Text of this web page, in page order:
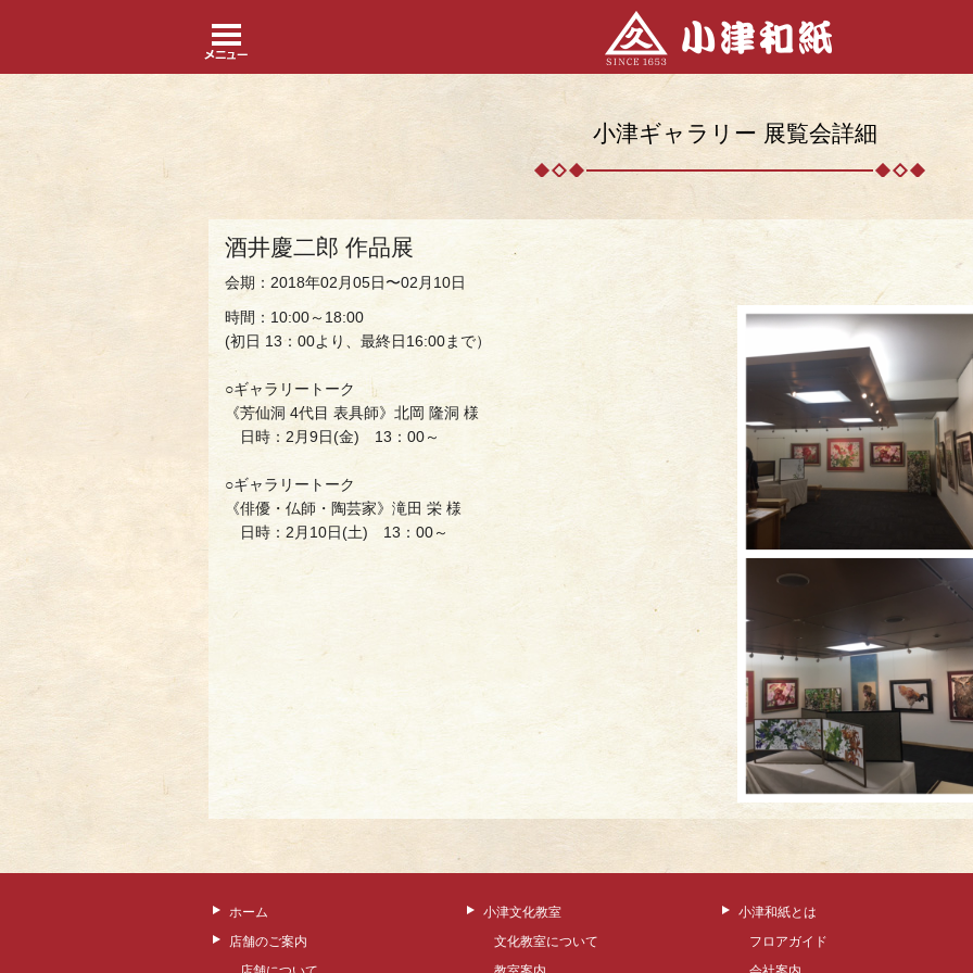
小津ギャラリー 展覧会詳細
酒井慶二郎 作品展
会期：2018年02月05日〜02月10日
時間：10:00～18:00
(初日 13：00より、最終日16:00まで）
○ギャラリートーク
《芳仙洞 4代目 表具師》北岡 隆洞 様
日時：2月9日(金) 13：00～
○ギャラリートーク
《俳優・仏師・陶芸家》滝田 栄 様
日時：2月10日(土) 13：00～
ホーム
店舗のご案内
小津文化教室
文化教室について
小津和紙とは
フロアガイド